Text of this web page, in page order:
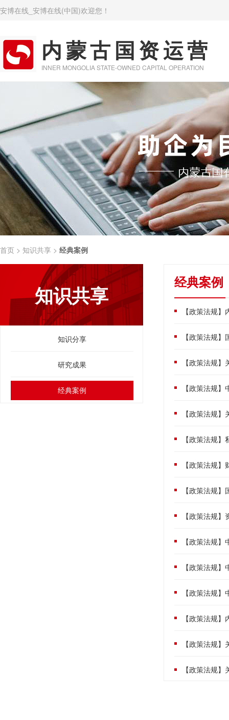
安博在线_安博在线(中国)欢迎您！
内蒙古国资运营
INNER MONGOLIA STATE-OWNED CAPITAL OPERATION
首页 > 知识共享 > 经典案例
知识共享
知识分享
研究成果
经典案例
经典案例
【政策法规
【政策法规
【政策法规
【政策法规
【政策法规
【政策法规
【政策法规
【政策法规
【政策法规
【政策法规
【政策法规
【政策法规
【政策法规
【政策法规
【政策法规